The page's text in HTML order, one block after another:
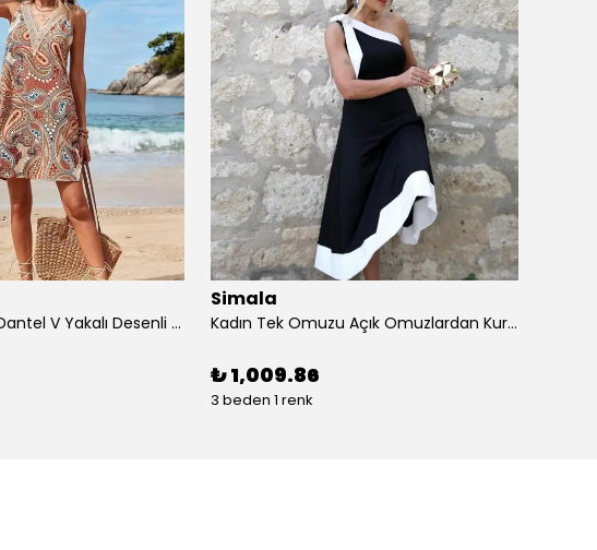
Kadın Kısa Kollu Dantel V Yakalı Desenli Süprem Elbise
Simala
Kadın Tek Omuzu Açık Omuzlardan Kurdela Detaylı çift Renkli Ithal Krep Elbise
₺ 1,009.86
3 beden 1 renk